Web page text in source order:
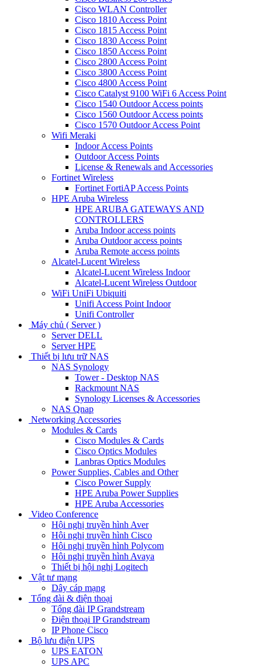
Cisco WLAN Controller
Cisco 1810 Access Point
Cisco 1815 Access Point
Cisco 1830 Access Point
Cisco 1850 Access Point
Cisco 2800 Access Point
Cisco 3800 Access Point
Cisco 4800 Access Point
Cisco Catalyst 9100 WiFi 6 Access Point
Cisco 1540 Outdoor Access points
Cisco 1560 Outdoor Access points
Cisco 1570 Outdoor Access Point
Wifi Meraki
Indoor Access Points
Outdoor Access Points
License & Renewals and Accessories
Fortinet Wireless
Fortinet FortiAP Access Points
HPE Aruba Wireless
HPE ARUBA GATEWAYS AND
CONTROLLERS
Aruba Indoor access points
Aruba Outdoor access points
Aruba Remote access points
Alcatel-Lucent Wireless
Alcatel-Lucent Wireless Indoor
Alcatel-Lucent Wireless Outdoor
WiFi UniFi Ubiquiti
Unifi Access Point Indoor
Unifi Controller
Máy chủ ( Server )
Server DELL
Server HPE
Thiết bị lưu trữ NAS
NAS Synology
Tower - Desktop NAS
Rackmount NAS
Synology Licenses & Accessories
NAS Qnap
Networking Accessories
Modules & Cards
Cisco Modules & Cards
Cisco Optics Modules
Lanbras Optics Modules
Power Supplies, Cables and Other
Cisco Power Supply
HPE Aruba Power Supplies
HPE Aruba Accessories
Video Conference
Hội nghị truyền hình Aver
Hội nghị truyền hình Cisco
Hội nghị truyền hình Polycom
Hội nghị truyền hình Avaya
Thiết bị hội nghị Logitech
Vật tư mạng
Dây cáp mạng
Tổng đài & điện thoại
Tổng đài IP Grandstream
Điện thoại IP Grandstream
IP Phone Cisco
Bộ lưu điện UPS
UPS EATON
UPS APC